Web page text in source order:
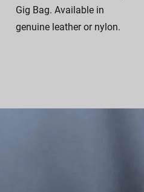
Gig Bag. Available in
genuine leather or nylon.